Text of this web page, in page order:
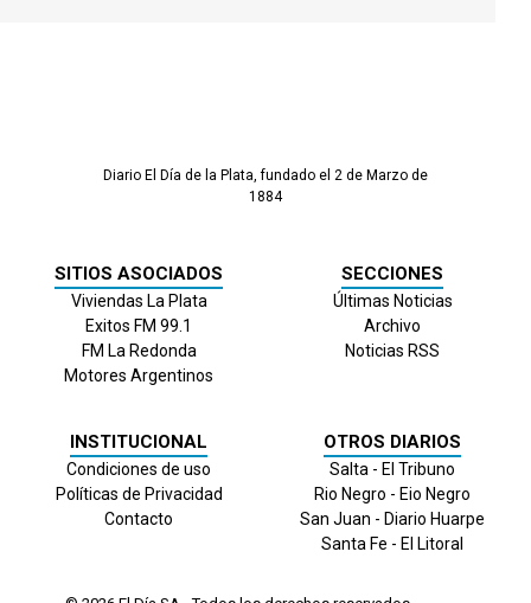
Diario El Día de la Plata, fundado el 2 de Marzo de
1884
SITIOS ASOCIADOS
Viviendas La Plata
Exitos FM 99.1
FM La Redonda
Motores Argentinos
SECCIONES
Últimas Noticias
Archivo
Noticias RSS
INSTITUCIONAL
Condiciones de uso
Políticas de Privacidad
Contacto
OTROS DIARIOS
Salta - El Tribuno
Rio Negro - Eio Negro
San Juan - Diario Huarpe
Santa Fe - El Litoral